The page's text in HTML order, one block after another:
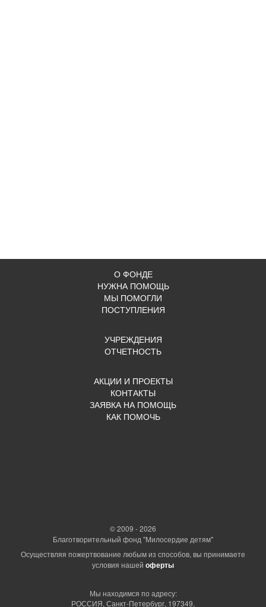
О ФОНДЕ
НУЖНА ПОМОЩЬ
МЫ ПОМОГЛИ
ПОСТУПЛЕНИЯ
УЧРЕЖДЕНИЯ
ОТЧЕТНОСТЬ
АКЦИИ И ПРОЕКТЫ
КОНТАКТЫ
ЗАЯВКА НА ПОМОЩЬ
КАК ПОМОЧЬ
© 2009 - 2026
Благотворительный фонд "Милосердие детям"
Осуществляя пожертвование любым из способов, вы принимаете
условия нашей оферты
Мы находимся по адресу:
РОССИЯ, Санкт-Петербург, 197349,